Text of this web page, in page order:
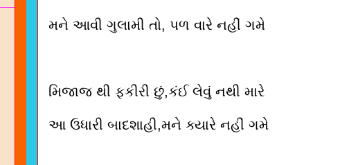
મને આવી ગુલામી તો, પળ વારે નહીં ગમે
મિજાજ થી ફકીરી છું,કંઈ લેવું નથી મારે
આ ઉધારી બાદશાહી,મને ક્યારે નહીં ગમે